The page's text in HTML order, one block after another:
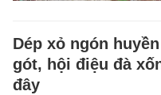
Dép xỏ ngón
gót, hội điệu đà
đây